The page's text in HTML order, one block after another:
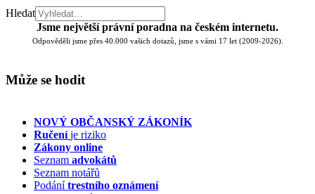
Hledat
Jsme největší právní poradna na českém internetu.
Odpověděli jsme přes 40.000 vašich dotazů, jsme s vámi 17 let (2009-2026).
Může se hodit
NOVÝ OBČANSKÝ ZÁKONÍK
Ručeníje riziko
Zákony online
Seznam advokátů
Seznam notářů
Podánítrestního oznámení